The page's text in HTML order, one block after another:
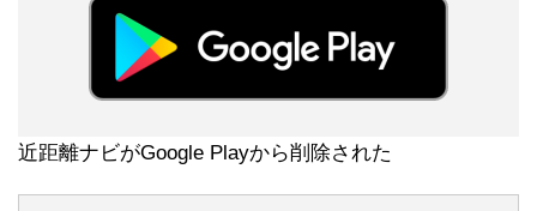
近距離ナビがGoogle Playから削除された